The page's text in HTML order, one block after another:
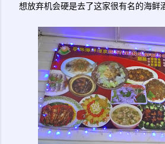
想放弃机会硬是去了这家很有名的海鲜